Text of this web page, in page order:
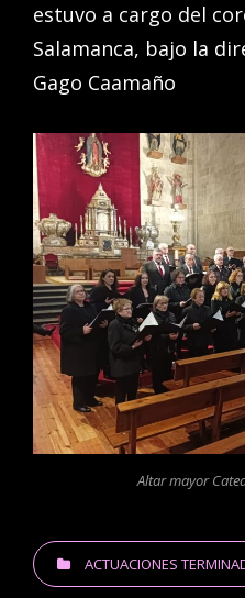
estuvo a cargo del
Salamanca, bajo la
Gago Caamaño
Altar mayor
CATEGORIESACTUACIONES